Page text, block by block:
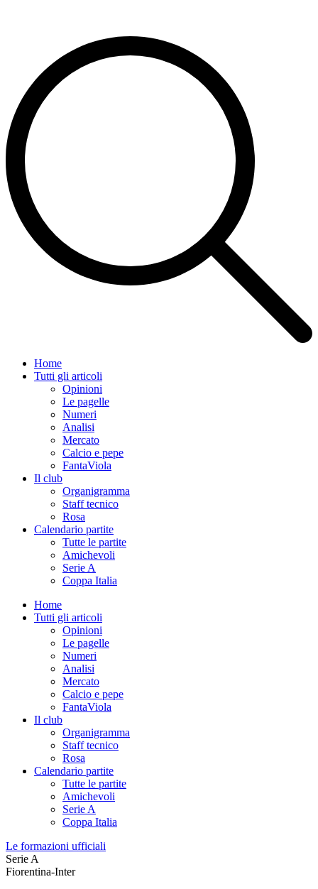
Home
Tutti gli articoli
Opinioni
Le pagelle
Numeri
Analisi
Mercato
Calcio e pepe
FantaViola
Il club
Organigramma
Staff tecnico
Rosa
Calendario partite
Tutte le partite
Amichevoli
Serie A
Coppa Italia
Home
Tutti gli articoli
Opinioni
Le pagelle
Numeri
Analisi
Mercato
Calcio e pepe
FantaViola
Il club
Organigramma
Staff tecnico
Rosa
Calendario partite
Tutte le partite
Amichevoli
Serie A
Coppa Italia
Le formazioni ufficiali
Serie A
Fiorentina-Inter